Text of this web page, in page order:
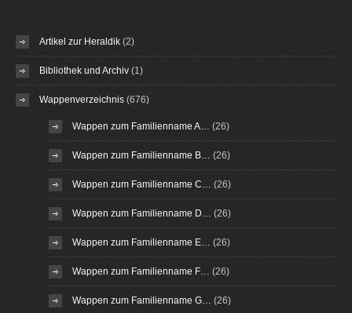
Artikel zur Heraldik (2)
Bibliothek und Archiv (1)
Wappenverzeichnis (676)
Wappen zum Familienname A… (26)
Wappen zum Familienname B… (26)
Wappen zum Familienname C… (26)
Wappen zum Familienname D… (26)
Wappen zum Familienname E… (26)
Wappen zum Familienname F… (26)
Wappen zum Familienname G… (26)